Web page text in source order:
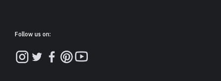
कही-अनकहीं बातें फिल्मी गलियारे में गूंज रही हैं.
जैसे अपने करियर के शुरुआती संघर्ष के दिनों में प्रदीप कई महीनों तक सलमान